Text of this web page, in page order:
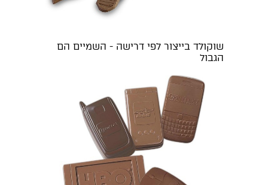
שוקולד בייצור לפי דרישה - השמיים הם
הגבול